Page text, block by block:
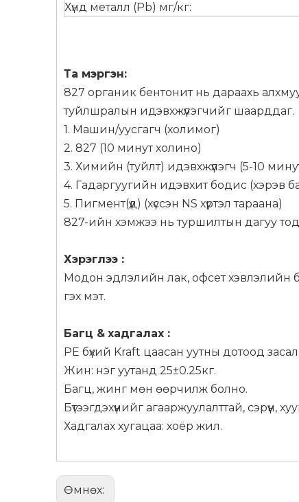
Хүнд металл (Pb) мг/кг:
Та мэргэн:
827 органик бентонит нь дараахь
туйлшралын идэвхжүүлэгчийг шаарддаг.
1. Машин/уусгагч (холимог)
2. 827 (10 минут холино)
3. Химийн (туйлт) идэвхжүүлэгч (5-10
4. Гадаргуугийн идэвхит бодис (хэрэв
5. Пигмент(үүд) (хүссэн NS хүртэл тараана)
827-ийн хэмжээ нь туршилтын дагуу
Хэрэглээ :
Модон эдлэлийн лак, офсет хэвлэлийн
гэх мэт.
Багц & хадгалах :
PE бүхий Kraft цаасан уутны дотоод засал.
Жин: нэг уутанд 25±0.25кг.
Багц, жинг мөн өөрчилж болно.
Бүтээгдэхүүнийг агааржуулалттай, сэрүүн,
Хадгалах хугацаа: хоёр жил.
Өмнөх: